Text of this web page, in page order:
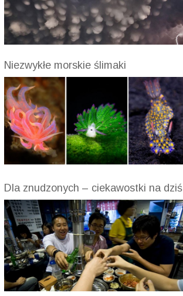
Niezwykłe morskie ślimaki
Dla znudzonych – ciekawostki na dziś